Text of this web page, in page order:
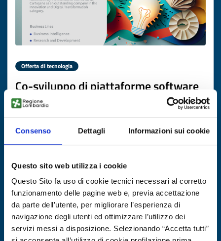
Consenso Dettagli Informazioni sui cookie
Questo sito web utilizza i cookie
Questo Sito fa uso di cookie tecnici necessari al corretto
funzionamento delle pagine web e, previa accettazione
da parte dell’utente, per migliorare l’esperienza di
navigazione degli utenti ed ottimizzare l’utilizzo dei
servizi messi a disposizione. Selezionando “Accetta tutti”
Offerta di tecnologia
Co-sviluppo di piattaforme software
AI-based con partner europei
ID EEN: TOCO20251106017
SCOPRI DI PIÙ →
Scade il22 dicembre 2026